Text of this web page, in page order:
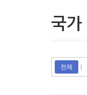
국가
전체